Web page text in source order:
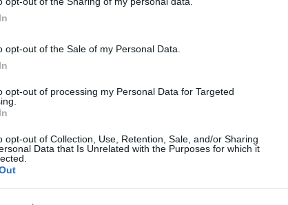
opt-out of the Sale of my Personal Data.
opt-out of processing my Personal Data for Targeted
opt-out of Collection, Use, Retention, Sale, and/or Sharing
Data that Is Unrelated with the Purposes for which it
gondolták meg magukat.
rajongókat, amikor közel 30 éves házasságának
Következő bejegyzés